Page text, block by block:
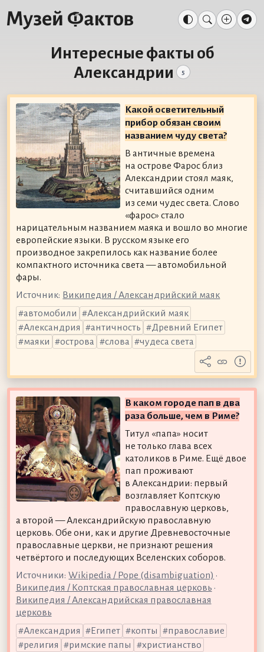
Интересные факты об
Александрии
5
Какой осветительный
прибор обязан своим
названием чуду света?
В античные времена
на острове Фарос близ
Александрии стоял маяк,
считавшийся одним
из семи чудес света. Слово
«фарос» стало
нарицательным названием маяка и вошло во многие
европейские языки. В русском языке его
производное закрепилось как название более
компактного источника света — автомобильной
фары.
Источник: Википедия / Александрийский маяк
автомобили
Александрийский маяк
Александрия
античность
Древний Египет
маяки
острова слова чудеса света
В каком городе пап в два
раза больше, чем в Риме?
Титул «папа» носит
не только глава всех
католиков в Риме. Ещё двое
пап проживают
в Александрии: первый
возглавляет Коптскую
православную церковь,
а второй — Александрийскую православную
церковь. Обе они, как и другие Древневосточные
православные церкви, не признают решения
четвёртого и последующих Вселенских соборов.
Источники: Wikipedia / Pope (disambiguation) •
Википедия / Коптская православная церковь •
Википедия / Александрийская православная
церковь
Александрия
Египет копты
православие
религия
римские папы христианство